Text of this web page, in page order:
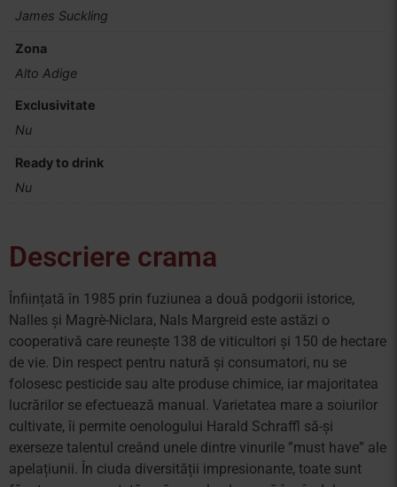
James Suckling
Zona
Alto Adige
Exclusivitate
Nu
Ready to drink
Nu
Descriere crama
Înființată în 1985 prin fuziunea a două podgorii istorice,
Nalles și Magrè-Niclara, Nals Margreid este astăzi o
cooperativă care reunește 138 de viticultori și 150 de hectare
de vie. Din respect pentru natură și consumatori, nu se
folosesc pesticide sau alte produse chimice, iar majoritatea
lucrărilor se efectuează manual. Varietatea mare a soiurilor
cultivate, îi permite oenologului Harald Schraffl să-și
exerseze talentul creând unele dintre vinurile ”must have” ale
apelațiunii. În ciuda diversității impresionante, toate sunt